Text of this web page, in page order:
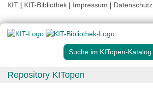
KIT | KIT-Bibliothek | Impressum | Datenschutz
Suche im KITopen-Katalog
Repository KITopen